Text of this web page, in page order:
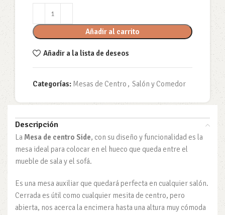
Añadir al carrito
Añadir a la lista de deseos
Categorías: Mesas de Centro , Salón y Comedor
Descripción
La Mesa de centro Side, con su diseño y funcionalidad es la
mesa ideal para colocar en el hueco que queda entre el
mueble de sala y el sofá.
Es una mesa auxiliar que quedará perfecta en cualquier salón.
Cerrada es útil como cualquier mesita de centro, pero
abierta, nos acerca la encimera hasta una altura muy cómoda